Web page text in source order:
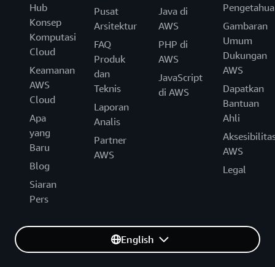
Hub
Konsep
Komputasi
Cloud
Keamanan
AWS
Cloud
Apa
yang
Baru
Blog
Siaran
Pers
Pusat
Arsitektur
FAQ
Produk
dan
Teknis
Laporan
Analis
Partner
AWS
Java di
AWS
PHP di
AWS
JavaScript
di AWS
Gambaran
Umum
Dukungan
AWS
Dapatkan
Bantuan
Ahli
AWS
Legal
English